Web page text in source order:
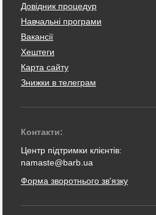
Довідник процедур
Навчальні програми
Вакансії
Хештеги
Карта сайту
Знижки в телеграм
Контакти:
Центр підтримки клієнтів:
namaste@barb.ua
Форма зворотнього зв'язку